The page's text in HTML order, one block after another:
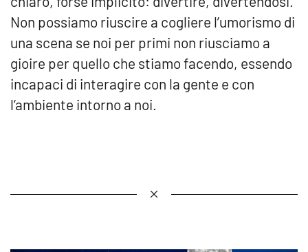
Non possiamo riuscire a cogliere l’umorismo di
una scena se noi per primi non riusciamo a
gioire per quello che stiamo facendo, essendo
incapaci di interagire con la gente e con
l’ambiente intorno a noi.